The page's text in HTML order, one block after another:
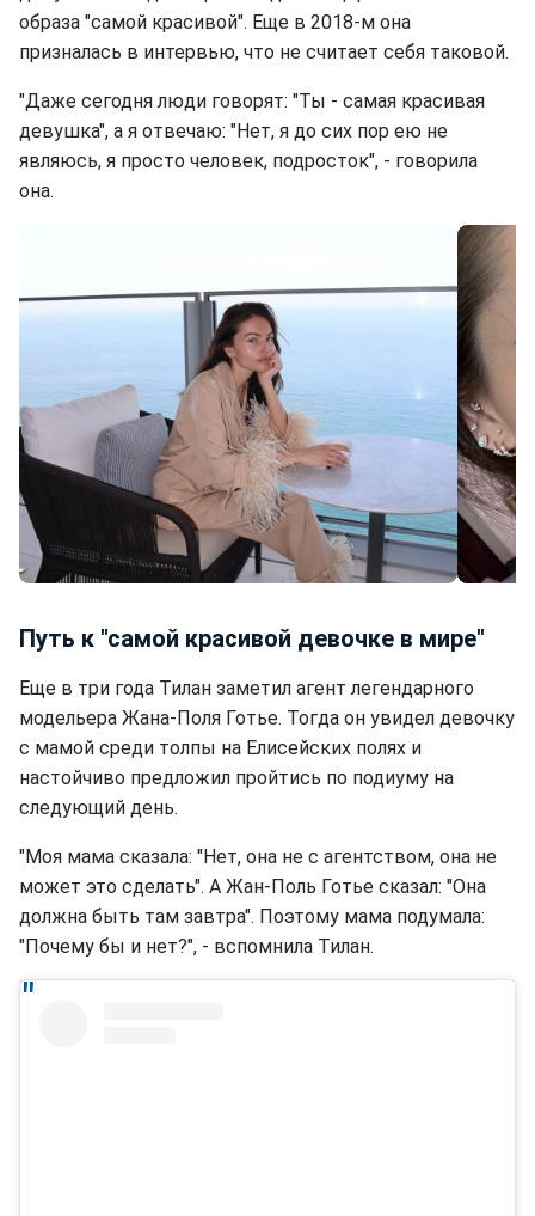
образа "самой красивой". Еще в 2018-м она
призналась в интервью, что не считает себя таковой.
"Даже сегодня люди говорят: "Ты - самая красивая
девушка", а я отвечаю: "Нет, я до сих пор ею не
являюсь, я просто человек, подросток", - говорила
она.
Путь к "самой красивой девочке в мире"
Еще в три года Тилан заметил агент легендарного
модельера Жана-Поля Готье. Тогда он увидел девочку
с мамой среди толпы на Елисейских полях и
настойчиво предложил пройтись по подиуму на
следующий день.
"Моя мама сказала: "Нет, она не с агентством, она не
может это сделать". А Жан-Поль Готье сказал: "Она
должна быть там завтра". Поэтому мама подумала:
"Почему бы и нет?", - вспомнила Тилан.